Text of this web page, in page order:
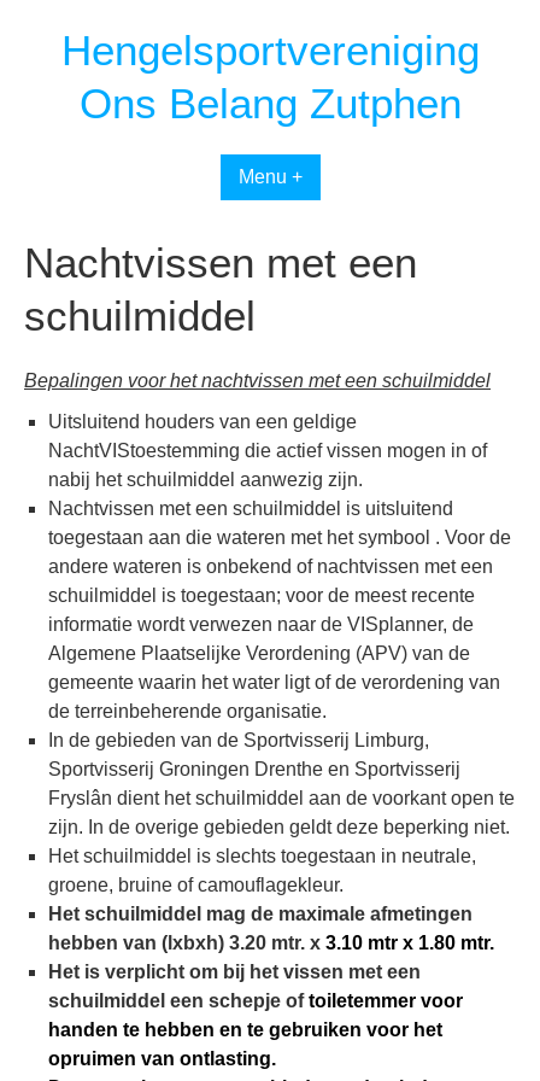
Hengelsportvereniging
Ons Belang Zutphen
Menu +
Nachtvissen met een
schuilmiddel
Bepalingen voor het nachtvissen met een schuilmiddel
Uitsluitend houders van een geldige
NachtVIStoestemming die actief vissen mogen in of
nabij het schuilmiddel aanwezig zijn.
Nachtvissen met een schuilmiddel is uitsluitend
toegestaan aan die wateren met het symbool . Voor de
andere wateren is onbekend of nachtvissen met een
schuilmiddel is toegestaan; voor de meest recente
informatie wordt verwezen naar de VISplanner, de
Algemene Plaatselijke Verordening (APV) van de
gemeente waarin het water ligt of de verordening van
de terreinbeherende organisatie.
In de gebieden van de Sportvisserij Limburg,
Sportvisserij Groningen Drenthe en Sportvisserij
Fryslân dient het schuilmiddel aan de voorkant open te
zijn. In de overige gebieden geldt deze beperking niet.
Het schuilmiddel is slechts toegestaan in neutrale,
groene, bruine of camouflagekleur.
Het schuilmiddel mag de maximale afmetingen
hebben van (lxbxh) 3.20 mtr. x 3.10 mtr x 1.80 mtr.
Het is verplicht om bij het vissen met een
schuilmiddel een schepje oftoiletemmer voor
handen te hebben en te gebruiken voor het
opruimen van ontlasting.